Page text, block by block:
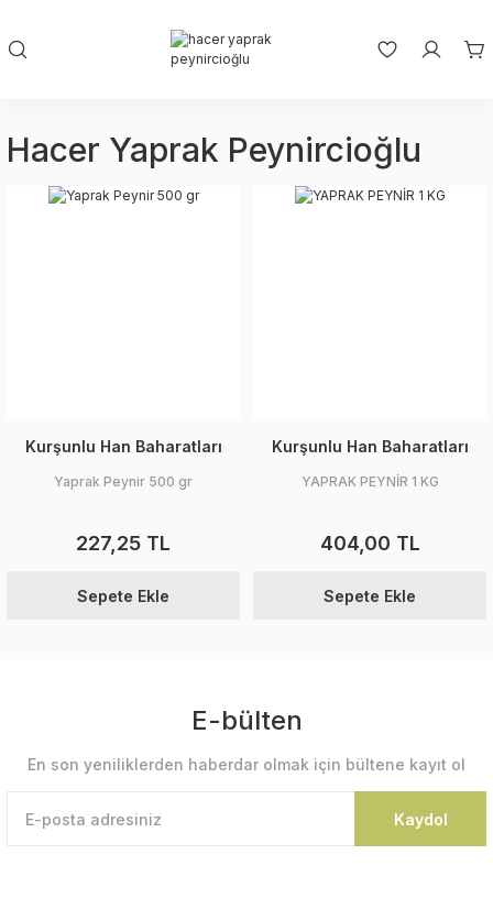
Hacer Yaprak Peynircioğlu
Kurşunlu Han Baharatları
Yaprak Peynir 500 gr
227,25 TL
Sepete Ekle
Kurşunlu Han Baharatları
YAPRAK PEYNİR 1 KG
404,00 TL
Sepete Ekle
E-bülten
En son yeniliklerden haberdar olmak için bültene kayıt ol
Kaydol